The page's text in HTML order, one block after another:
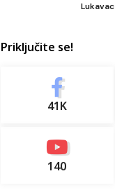
Lukavac
Priključite se!
41K
140